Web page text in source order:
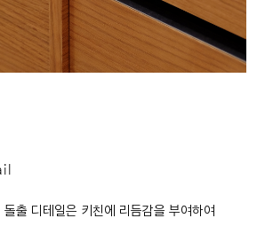
출 디테일은 키친에 리듬감을 부여하여